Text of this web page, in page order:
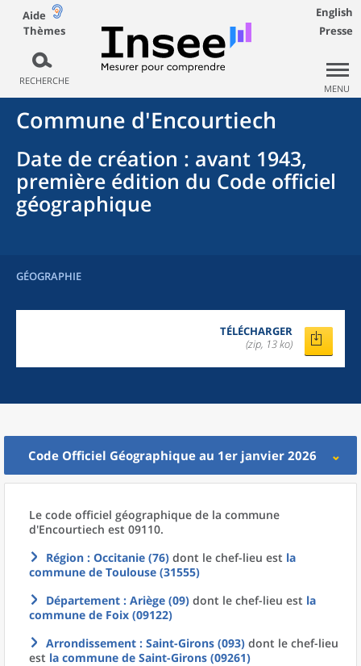
Aide
Thèmes
RECHERCHE
English
Presse
MENU
Commune d'Encourtiech
Date de création : avant 1943,
première édition du Code officiel
géographique
GÉOGRAPHIE
TÉLÉCHARGER
(zip, 13 ko)
Code Officiel Géographique au 1er janvier 2026
Le code officiel géographique de la commune
d'Encourtiech est 09110.
Région : Occitanie (76) dont le chef-lieu est la
commune de Toulouse (31555)
Département : Ariège (09) dont le chef-lieu est la
commune de Foix (09122)
Arrondissement : Saint-Girons (093) dont le chef-lieu
est la commune de Saint-Girons (09261)